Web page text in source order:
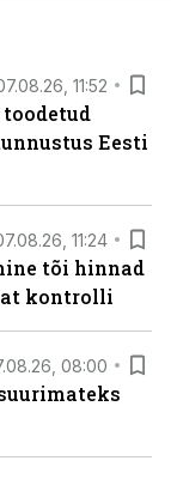
11:52
Eesti
11:24
tõi hinnad
kontrolli
08:00